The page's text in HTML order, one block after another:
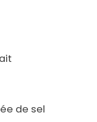
de sel